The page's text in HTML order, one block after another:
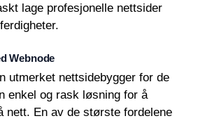
lage profesjonelle nettsider
Webnode
utmerket nettsidebygger for de
enkel og rask løsning for å
nett. En av de største fordelene